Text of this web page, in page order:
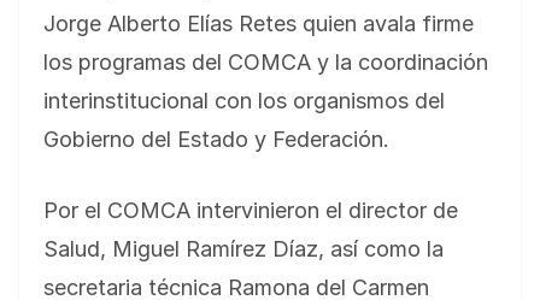
Jorge Alberto Elías Retes quien avala firme
los programas del COMCA y la coordinación
interinstitucional con los organismos del
Gobierno del Estado y Federación.
Por el COMCA intervinieron el director de
Salud, Miguel Ramírez Díaz, así como la
secretaria técnica Ramona del Carmen